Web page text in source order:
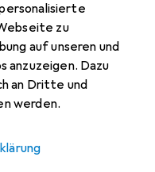
zu
auf unseren und
anzuzeigen. Dazu
an Dritte und
werden.